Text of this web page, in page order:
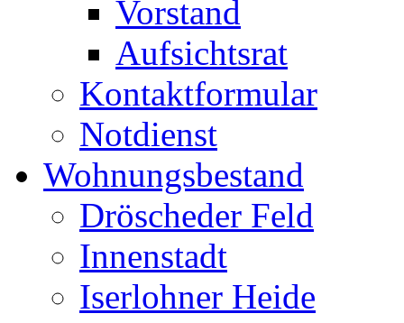
Vorstand
Aufsichtsrat
Kontaktformular
Notdienst
Wohnungsbestand
Dröscheder Feld
Innenstadt
Iserlohner Heide